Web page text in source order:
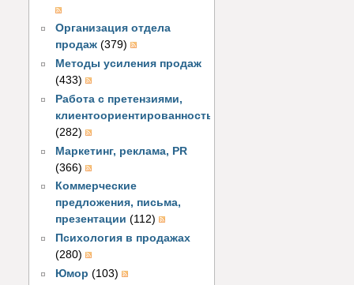
Организация отдела
продаж (379)
Методы усиления продаж
(433)
Работа с претензиями,
клиентоориентированность
(282)
Маркетинг, реклама, PR
(366)
Коммерческие
предложения, письма,
презентации (112)
Психология в продажах
(280)
Юмор (103)